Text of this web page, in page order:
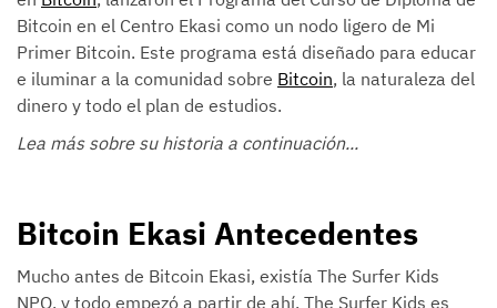
Bitcoin en el Centro Ekasi como un nodo ligero de Mi
Primer Bitcoin. Este programa está diseñado para educar
e iluminar a la comunidad sobre Bitcoin, la naturaleza del
dinero y todo el plan de estudios.
Lea más sobre su historia a continuación...
Bitcoin Ekasi Antecedentes
Mucho antes de Bitcoin Ekasi, existía The Surfer Kids
NPO, y todo empezó a partir de ahí. The Surfer Kids es